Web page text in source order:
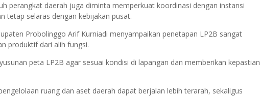
perangkat daerah juga diminta memperkuat koordinasi dengan instansi
tetap selaras dengan kebijakan pusat.
Probolinggo Arif Kurniadi menyampaikan penetapan LP2B sangat
produktif dari alih fungsi.
peta LP2B agar sesuai kondisi di lapangan dan memberikan kepastian
ruang dan aset daerah dapat berjalan lebih terarah, sekaligus